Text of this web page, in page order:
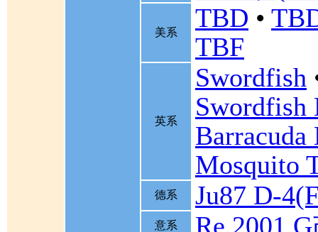
美系 TBD •
TBF
英系
Swordfish
Mosquito
德系 Ju87 D-
意系 Re.2001